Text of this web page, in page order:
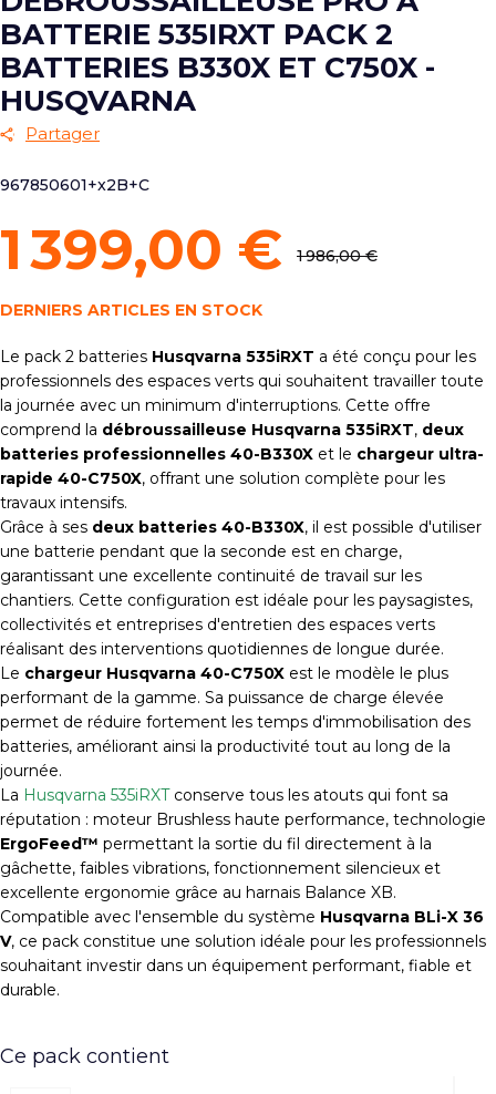
BATTERIE 535IRXT PACK 2
BATTERIES B330X ET C750X -
HUSQVARNA
Partager
967850601+x2B+C
1 399,00 € 1 986,00 €
DERNIERS ARTICLES EN STOCK
Le pack 2 batteries Husqvarna 535iRXT a été conçu pour les
professionnels des espaces verts qui souhaitent travailler toute
la journée avec un minimum d'interruptions. Cette offre
comprend la débroussailleuse Husqvarna 535iRXT, deux
batteries professionnelles 40-B330X et le chargeur ultra-
rapide 40-C750X, offrant une solution complète pour les
travaux intensifs.
Grâce à ses deux batteries 40-B330X, il est possible d'utiliser
une batterie pendant que la seconde est en charge,
garantissant une excellente continuité de travail sur les
chantiers. Cette configuration est idéale pour les paysagistes,
collectivités et entreprises d'entretien des espaces verts
réalisant des interventions quotidiennes de longue durée.
Le chargeur Husqvarna 40-C750X est le modèle le plus
performant de la gamme. Sa puissance de charge élevée
permet de réduire fortement les temps d'immobilisation des
batteries, améliorant ainsi la productivité tout au long de la
journée.
La Husqvarna 535iRXTconserve tous les atouts qui font sa
réputation : moteur Brushless haute performance, technologie
ErgoFeed™ permettant la sortie du fil directement à la
gâchette, faibles vibrations, fonctionnement silencieux et
excellente ergonomie grâce au harnais Balance XB.
Compatible avec l'ensemble du système Husqvarna BLi-X 36
V, ce pack constitue une solution idéale pour les professionnels
souhaitant investir dans un équipement performant, fiable et
durable.
Ce pack contient